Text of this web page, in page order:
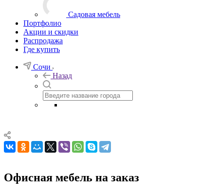
Садовая мебель
Портфолио
Акции и скидки
Распродажа
Где купить
Сочи
Назад
Офисная мебель на заказ